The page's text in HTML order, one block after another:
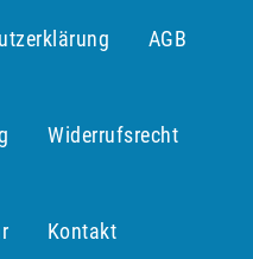
AGB
Widerrufs­recht
Kontakt